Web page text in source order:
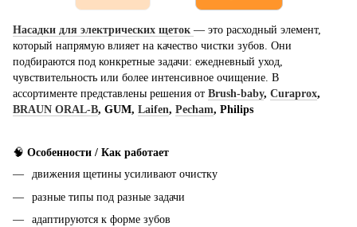
Насадки для электрических щеток — это расходный элемент,
который напрямую влияет на качество чистки зубов. Они
подбираются под конкретные задачи: ежедневный уход,
чувствительность или более интенсивное очищение. В
ассортименте представлены решения от Brush-baby, Curaprox,
BRAUN ORAL-B, GUM, Laifen, Pecham, Philips
🧠 Особенности / Как работает
движения щетины усиливают очистку
разные типы под разные задачи
адаптируются к форме зубов